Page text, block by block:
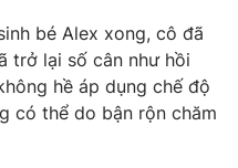
bé Alex xong, cô đã
trở lại số cân như hồi
hề áp dụng chế độ
có thể do bận rộn chăm